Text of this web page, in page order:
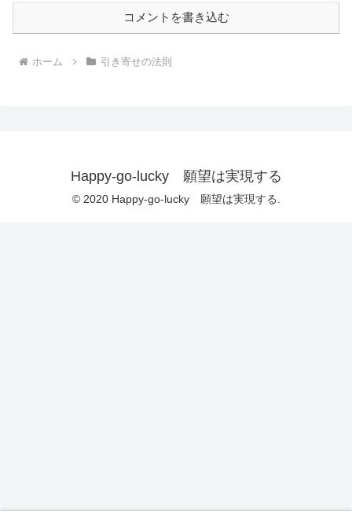
コメントを書き込む
ホーム 引き寄せの法則
Happy-go-lucky 願望は実現する
© 2020 Happy-go-lucky 願望は実現する.